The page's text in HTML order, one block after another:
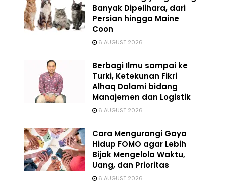
Banyak Dipelihara, dari
Persian hingga Maine
Coon
6 AUGUST 2026
Berbagi Ilmu sampai ke
Turki, Ketekunan Fikri
Alhaq Dalami bidang
Manajemen dan Logistik
6 AUGUST 2026
Cara Mengurangi Gaya
Hidup FOMO agar Lebih
Bijak Mengelola Waktu,
Uang, dan Prioritas
6 AUGUST 2026